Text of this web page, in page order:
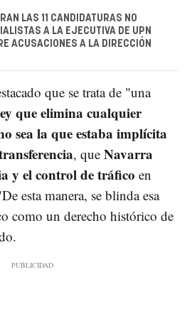
LAS 11 CANDIDATURAS NO
A LA EJECUTIVA DE UPN
ACUSACIONES A LA DIRECCIÓN
que se trata de "una
que elimina cualquier
sea la que estaba implícita
, que Navarra
y el control de tráfico en
esta manera, se blinda esa
como un derecho histórico de